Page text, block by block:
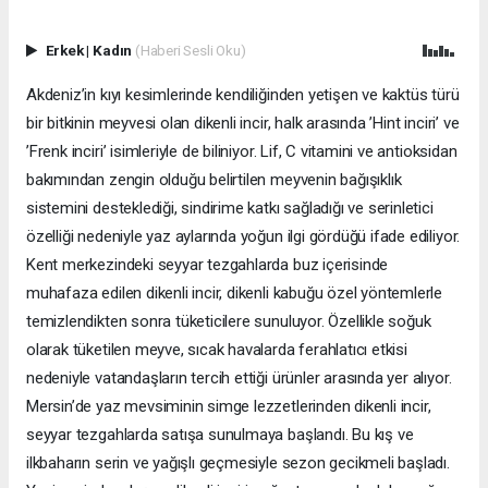
Erkek| Kadın (Haberi Sesli Oku)
Akdeniz’in kıyı kesimlerinde kendiliğinden yetişen ve kaktüs türü
bir bitkinin meyvesi olan dikenli incir, halk arasında ’Hint inciri’ ve
’Frenk inciri’ isimleriyle de biliniyor. Lif, C vitamini ve antioksidan
bakımından zengin olduğu belirtilen meyvenin bağışıklık
sistemini desteklediği, sindirime katkı sağladığı ve serinletici
özelliği nedeniyle yaz aylarında yoğun ilgi gördüğü ifade ediliyor.
Kent merkezindeki seyyar tezgahlarda buz içerisinde
muhafaza edilen dikenli incir, dikenli kabuğu özel yöntemlerle
temizlendikten sonra tüketicilere sunuluyor. Özellikle soğuk
olarak tüketilen meyve, sıcak havalarda ferahlatıcı etkisi
nedeniyle vatandaşların tercih ettiği ürünler arasında yer alıyor.
Mersin’de yaz mevsiminin simge lezzetlerinden dikenli incir,
seyyar tezgahlarda satışa sunulmaya başlandı. Bu kış ve
ilkbaharın serin ve yağışlı geçmesiyle sezon gecikmeli başladı.